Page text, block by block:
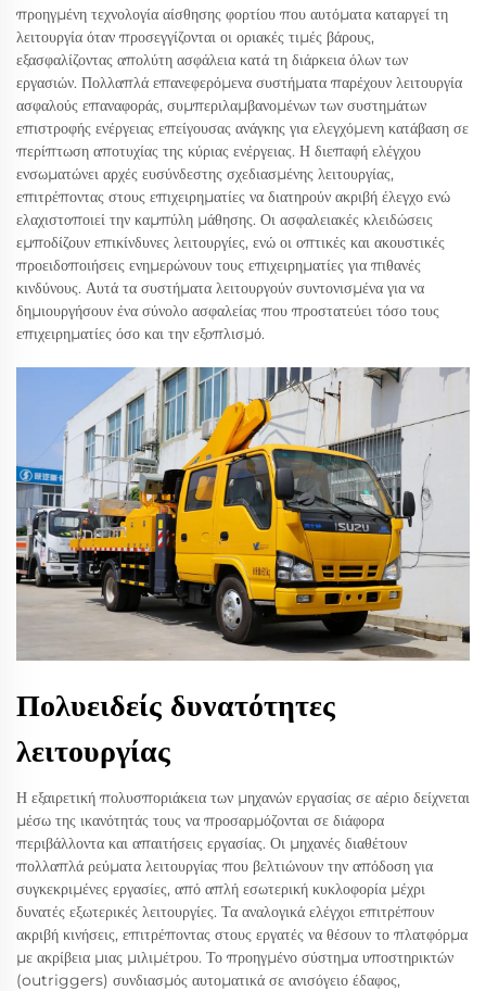
προηγμένη τεχνολογία αίσθησης φορτίου που αυτόματα καταργεί τη
λειτουργία όταν προσεγγίζονται οι οριακές τιμές βάρους,
εξασφαλίζοντας απολύτη ασφάλεια κατά τη διάρκεια όλων των
εργασιών. Πολλαπλά επανεφερόμενα συστήματα παρέχουν λειτουργία
ασφαλούς επαναφοράς, συμπεριλαμβανομένων των συστημάτων
επιστροφής ενέργειας επείγουσας ανάγκης για ελεγχόμενη κατάβαση σε
περίπτωση αποτυχίας της κύριας ενέργειας. Η διεπαφή ελέγχου
ενσωματώνει αρχές ευσύνδεστης σχεδιασμένης λειτουργίας,
επιτρέποντας στους επιχειρηματίες να διατηρούν ακριβή έλεγχο ενώ
ελαχιστοποιεί την καμπύλη μάθησης. Οι ασφαλειακές κλειδώσεις
εμποδίζουν επικίνδυνες λειτουργίες, ενώ οι οπτικές και ακουστικές
προειδοποιήσεις ενημερώνουν τους επιχειρηματίες για πιθανές
κινδύνους. Αυτά τα συστήματα λειτουργούν συντονισμένα για να
δημιουργήσουν ένα σύνολο ασφαλείας που προστατεύει τόσο τους
επιχειρηματίες όσο και την εξοπλισμό.
Πολυειδείς δυνατότητες
λειτουργίας
Η εξαιρετική πολυσποριάκεια των μηχανών εργασίας σε αέριο δείχνεται
μέσω της ικανότητάς τους να προσαρμόζονται σε διάφορα
περιβάλλοντα και απαιτήσεις εργασίας. Οι μηχανές διαθέτουν
πολλαπλά ρεύματα λειτουργίας που βελτιώνουν την απόδοση για
συγκεκριμένες εργασίες, από απλή εσωτερική κυκλοφορία μέχρι
δυνατές εξωτερικές λειτουργίες. Τα αναλογικά ελέγχοι επιτρέπουν
ακριβή κινήσεις, επιτρέποντας στους εργατές να θέσουν το πλατφόρμα
με ακρίβεια μιας μιλιμέτρου. Το προηγμένο σύστημα υποστηρικτών
(outriggers) συνδιασμός αυτοματικά σε ανισόγειο έδαφος,